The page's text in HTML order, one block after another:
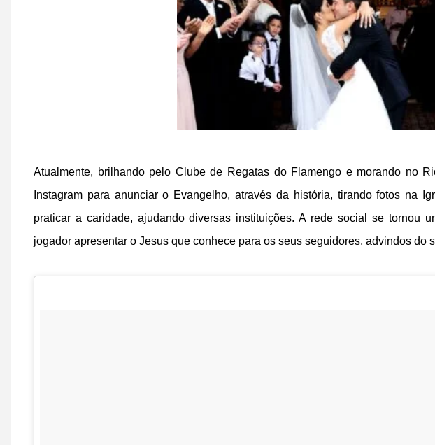
Atualmente, brilhando pelo Clube de Regatas do Flamengo e morando no
Instagram para anunciar o Evangelho, através da história, tirando fotos na
praticar a caridade, ajudando diversas instituições. A rede social se tornou
jogador apresentar o Jesus que conhece para os seus seguidores, advindos do